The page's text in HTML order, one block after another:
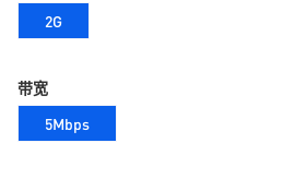
2G
带宽
5Mbps